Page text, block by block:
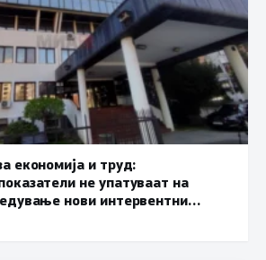
економија и труд:
не упатуваат на
нови интервентни
движења се стабилни